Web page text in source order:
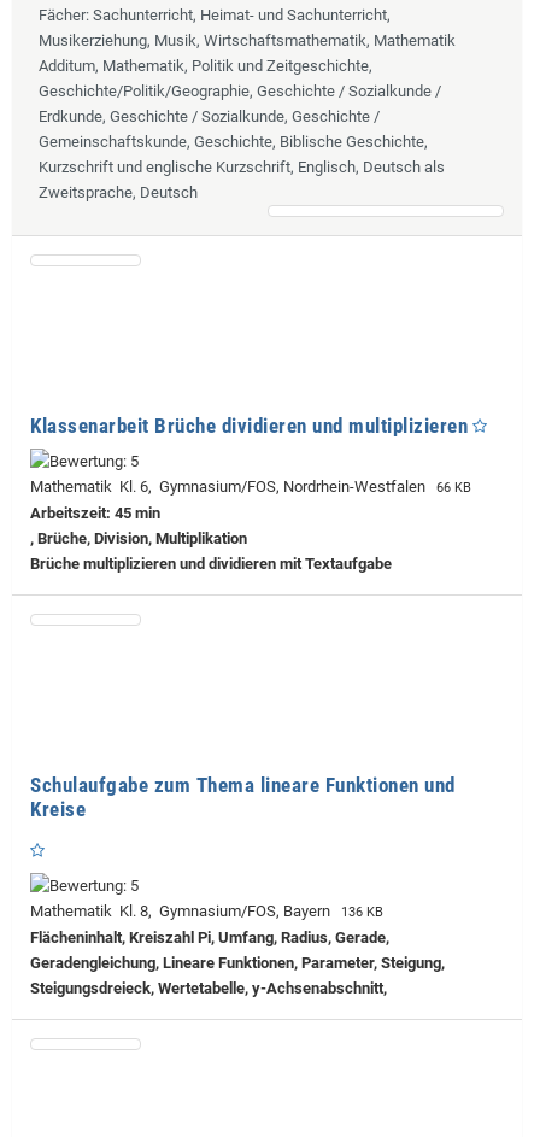
Fächer: Sachunterricht, Heimat- und Sachunterricht,
Musikerziehung, Musik, Wirtschaftsmathematik, Mathematik
Additum, Mathematik, Politik und Zeitgeschichte,
Geschichte/Politik/Geographie, Geschichte / Sozialkunde /
Erdkunde, Geschichte / Sozialkunde, Geschichte /
Gemeinschaftskunde, Geschichte, Biblische Geschichte,
Kurzschrift und englische Kurzschrift, Englisch, Deutsch als
Zweitsprache, Deutsch
Klassenarbeit Brüche dividieren und multiplizieren
Mathematik Kl. 6, Gymnasium/FOS, Nordrhein-Westfalen 66 KB
Arbeitszeit: 45 min
, Brüche, Division, Multiplikation
Brüche multiplizieren und dividieren mit Textaufgabe
Schulaufgabe zum Thema lineare Funktionen und
Kreise
Mathematik Kl. 8, Gymnasium/FOS, Bayern 136 KB
Flächeninhalt, Kreiszahl Pi, Umfang, Radius, Gerade,
Geradengleichung, Lineare Funktionen, Parameter, Steigung,
Steigungsdreieck, Wertetabelle, y-Achsenabschnitt,